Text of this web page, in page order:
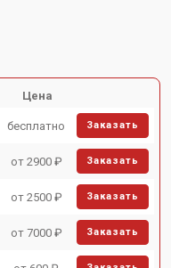
Цена
бесплатно Заказать
от 2900 ₽ Заказать
от 2500 ₽ Заказать
от 7000 ₽ Заказать